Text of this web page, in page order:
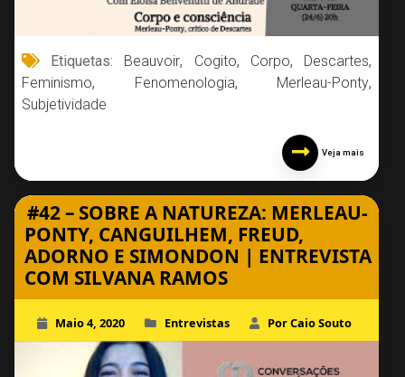
Etiquetas: Beauvoir, Cogito, Corpo, Descartes,
Feminismo, Fenomenologia, Merleau-Ponty,
Subjetividade
Veja mais
#42 – SOBRE A NATUREZA: MERLEAU-
PONTY, CANGUILHEM, FREUD,
ADORNO E SIMONDON | ENTREVISTA
COM SILVANA RAMOS
Maio 4, 2020 Entrevistas Por Caio Souto